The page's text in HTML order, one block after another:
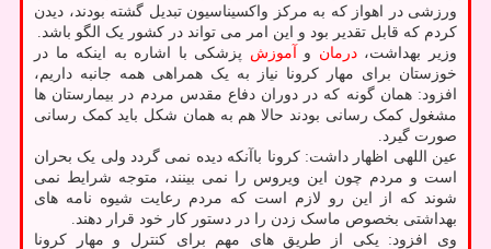
ورزشی در اهواز که به مرکز واکسیناسیون تبدیل گشته بودند، دیدن
کردم که قابل تقدیر بود و این امر می تواند در کشور یک الگو باشد.
وزیر بهداشت،درمان و آموزش پزشکی با اشاره به اینکه ما در
خوزستان برای مهار کرونا نیاز به یک همراهی همه جانبه داریم،
افزود: همان گونه که در دوران دفاع مقدس مردم در بیمارستان ها
مشغول کمک رسانی بودند حالا هم به همان شکل باید کمک رسانی
صورت گیرد.
عین اللهی اظهار داشت: کرونا باآنکه دیده نمی گردد ولی یک بحران
است و مردم چون این ویروس را نمی بینند، متوجه شرایط نمی
شوند که از این رو لازم است که مردم رعایت شیوه نامه های
بهداشتی بخصوص ماسک زدن را در دستور کار خود قرار دهند.
وی افزود: یکی از طریق های مهم برای کنترل و مهار کرونا